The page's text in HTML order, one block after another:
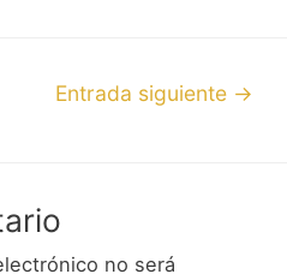
Entrada siguiente →
no será